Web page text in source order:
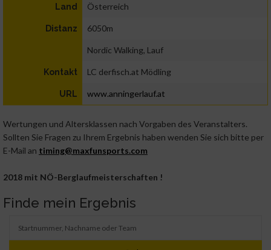
Land Österreich
Distanz 6050m
Nordic Walking, Lauf
Kontakt LC derfisch.at Mödling
URL www.anningerlauf.at
Wertungen und Altersklassen nach Vorgaben des Veranstalters.
Sollten Sie Fragen zu Ihrem Ergebnis haben wenden Sie sich bitte per
E-Mail an timing@maxfunsports.com
2018 mit NÖ-Berglaufmeisterschaften !
Finde mein Ergebnis